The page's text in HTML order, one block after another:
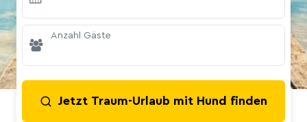
Anzahl Gäste
Jetzt Traum-Urlaub mit Hund finden